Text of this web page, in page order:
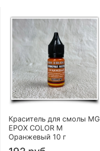
Краситель для смолы MG
EPOX COLOR M
Оранжевый 10 г